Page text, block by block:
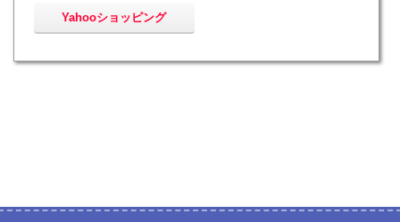
Yahooショッピング